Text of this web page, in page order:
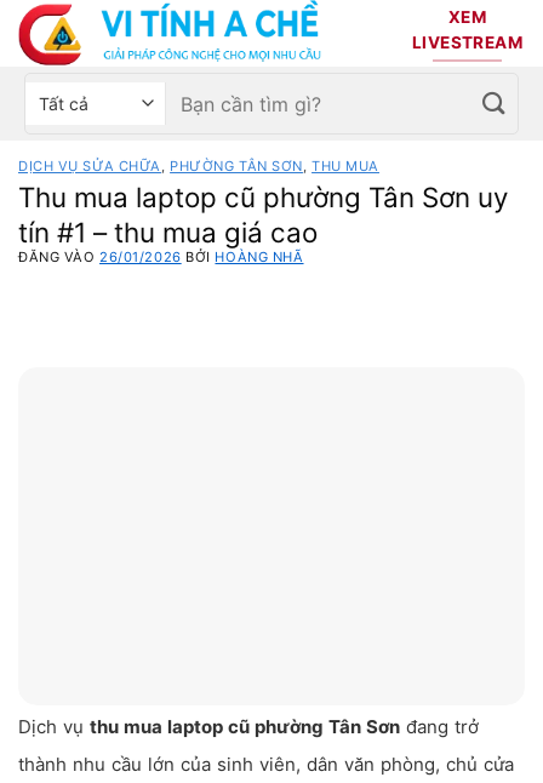
Bỏ
qua
nội
dung
XEM
LIVESTREAM
Chọn
sản
phẩm
Tìm
kiếm:
DỊCH VỤ SỬA CHỮA PHƯỜNG TÂN SƠN ,THU MUA
Thu mua laptop cũ phường Tân Sơn uy
tín #1 – thu mua giá cao
ĐĂNG VÀO26/01/2026 BỞI HOÀNG NHÃ
Dịch vụ thu mua laptop cũ phường Tân Sơn đang trở
thành nhu cầu lớn của sinh viên, dân văn phòng, chủ cửa